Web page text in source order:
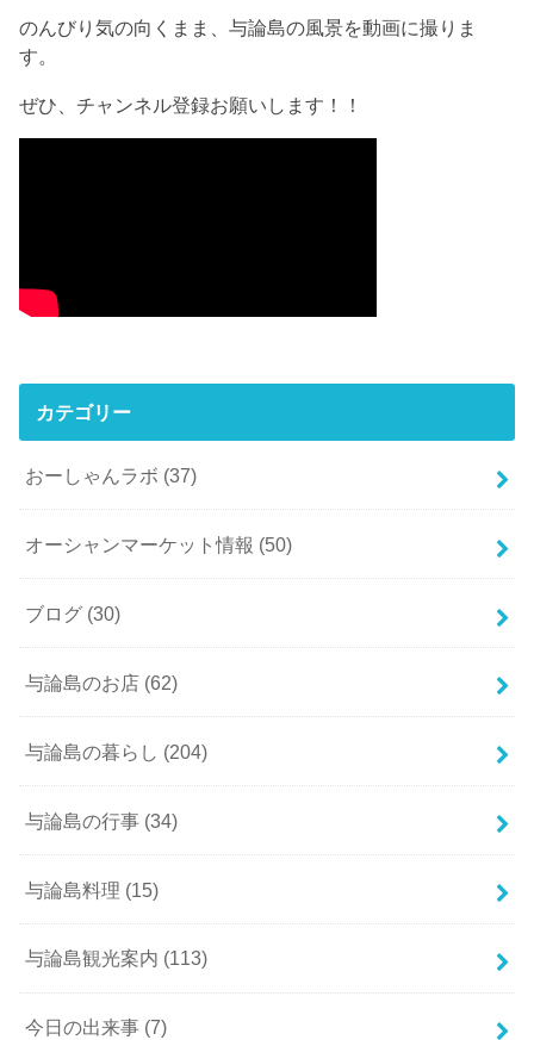
のんびり気の向くまま、与論島の風景を動画に撮りま
す。
ぜひ、チャンネル登録お願いします！！
カテゴリー
おーしゃんラボ (37)
オーシャンマーケット情報 (50)
ブログ (30)
与論島のお店 (62)
与論島の暮らし (204)
与論島の行事 (34)
与論島料理 (15)
与論島観光案内 (113)
今日の出来事 (7)